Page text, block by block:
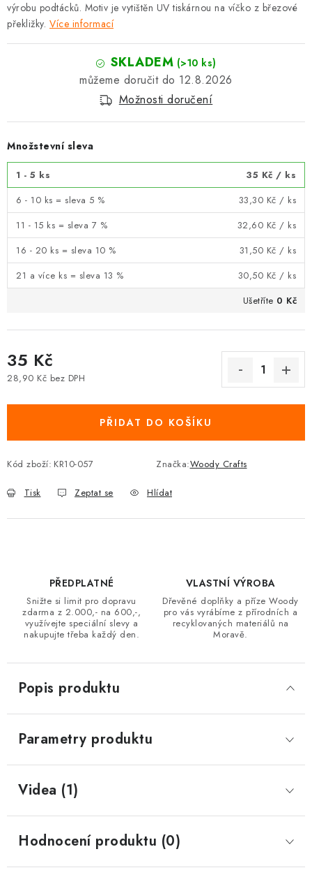
výrobu podtácků. Motiv je vytištěn UV tiskárnou na víčko z březové
překližky. Více informací
SKLADEM (>10 ks)
12.8.2026
Možnosti doručení
Množstevní sleva
1 - 5 ks 35 Kč / ks
6 - 10 ks = sleva 5 %
33,30 Kč / ks
11 - 15 ks = sleva 7 %
32,60 Kč / ks
16 - 20 ks = sleva 10 %
31,50 Kč / ks
21 a více ks = sleva 13 %
30,50 Kč / ks
Ušetříte 0 Kč
35 Kč
28,90 Kč bez DPH
PŘIDAT DO KOŠÍKU
Kód zboží: KR10-057 Značka:Woody Crafts
Tisk Zeptat se Hlídat
PŘEDPLATNÉ
Snižte si limit pro dopravu
zdarma z 2.000,- na 600,-,
využívejte speciální slevy a
nakupujte třeba každý den.
VLASTNÍ VÝROBA
Dřevěné doplňky a příze Woody
pro vás vyrábíme z přírodních a
recyklovaných materiálů na
Moravě.
Popis produktu
Parametry produktu
Videa (1)
Hodnocení produktu (0)